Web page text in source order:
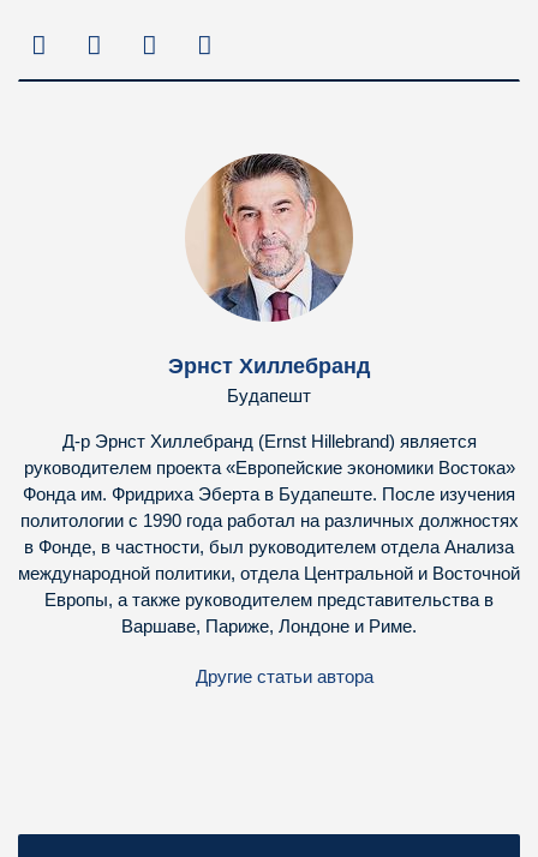
Эрнст Хиллебранд
Будапешт
Д-р Эрнст Хиллебранд (Ernst Hillebrand) является
руководителем проекта «Европейские экономики Востока»
Фонда им. Фридриха Эберта в Будапеште. После изучения
политологии с 1990 года работал на различных должностях
в Фонде, в частности, был руководителем отдела Анализа
международной политики, отдела Центральной и Восточной
Европы, а также руководителем представительства в
Варшаве, Париже, Лондоне и Риме.
Другие статьи автора